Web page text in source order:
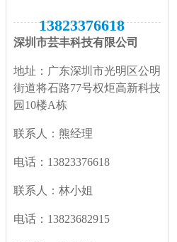
13823376618
深圳市芸丰科技有限公司
地址：广东深圳市光明区公明
街道将石路77号权炬高新科技
园10楼A栋
联系人：熊经理
电话：13823376618
联系人：林小姐
电话：13823682915